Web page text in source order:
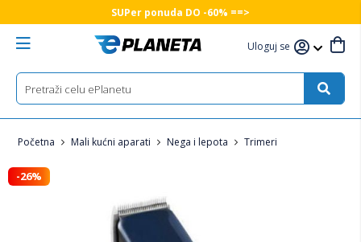
SUPer ponuda DO -60% ==>
Uloguj se
Početna Mali kućni aparati Nega i lepota Trimeri
-26%